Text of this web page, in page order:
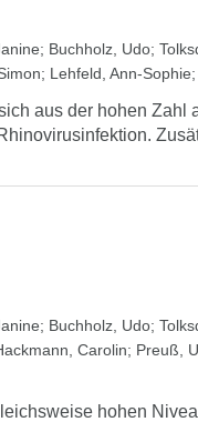
; Buchholz, Udo;
; Lehfeld, Ann-Sophie;
aus der hohen Zahl
; Buchholz, Udo;
Carolin; Preuß,
hohen